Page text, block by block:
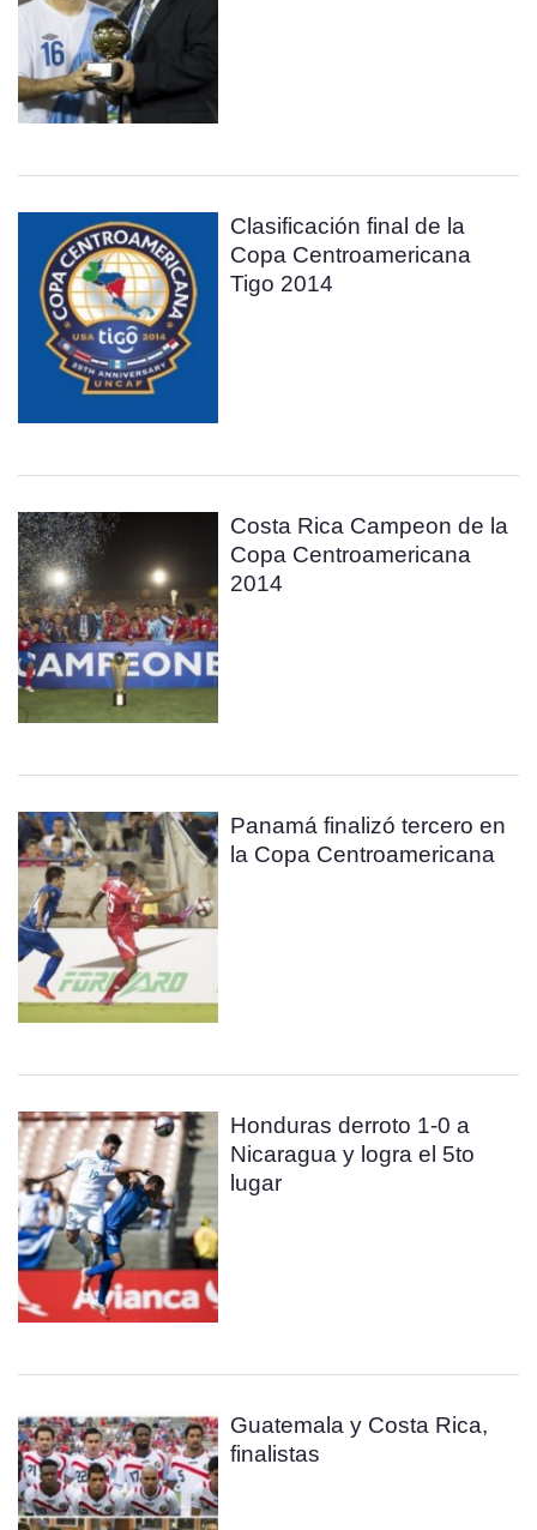
Clasificación final de la
Copa Centroamericana
Tigo 2014
Costa Rica Campeon de la
Copa Centroamericana
2014
Panamá finalizó tercero en
la Copa Centroamericana
Honduras derroto 1-0 a
Nicaragua y logra el 5to
lugar
Guatemala y Costa Rica,
finalistas